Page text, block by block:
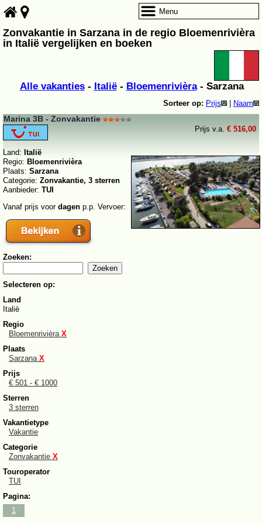
Zonvakantie in Sarzana in de regio Bloemenrivièra
in Italië vergelijken en boeken
Alle vakanties- Italië- Bloemenrivièra- Sarzana
Sorteer op: Prijs Naam
Marina 3B - Zonvakantie
Prijs v.a. € 516,00
Land: Italië
Regio: Bloemenrivièra
Plaats: Sarzana
Categorie: Zonvakantie, 3 sterren
Aanbieder: TUI
Vanaf prijs voor dagen p.p. Vervoer:
Zoeken:
Selecteren op:
Land
Italië
Regio
Bloemenrivièra X
Plaats
Sarzana X
Prijs
€ 501 - € 1000
Sterren
3 sterren
Vakantietype
Vakantie
Categorie
Zonvakantie X
Touroperator
TUI
Pagina:
1
Menu